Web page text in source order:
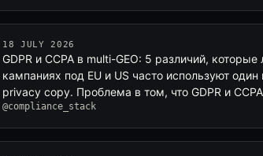
18 JULY 2026
GDPR и CCPA в multi-GEO: 5 различий,
кампаниях под EU и US часто используют
privacy copy. Проблема в том, что GDPR и
@compliance_stack